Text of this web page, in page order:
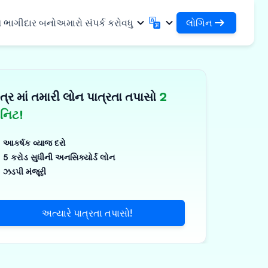
અને ઔદ્યોગિક
અને મેડિકલ
અને નાના ઉપકરણો
બનોઅમારો સંપર્ક કરોવધુ
हिन्दी
ଓଡ଼ିଆ
తెలుగు
Telugu
বাংলা
લોગિન
DSA તરીકે લોગિન કરો
માં તમારી લોન પાત્રતા તપાસો 2
આકર્ષક વ્યાજ દરો
5 કરોડ સુધીની અનસિક્યોર્ડ લોન
ઝડપી મંજૂરી
અત્યારે પાત્રતા તપાસો!